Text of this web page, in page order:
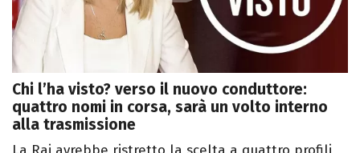
Chi l’ha visto? verso il nuovo conduttore:
quattro nomi in corsa, sarà un volto interno
alla trasmissione